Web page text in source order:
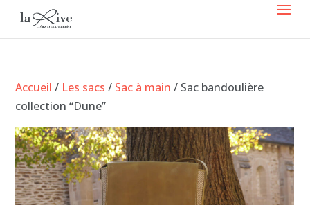
Accueil / Les sacs / Sac à main / Sac bandoulière
collection “Dune”